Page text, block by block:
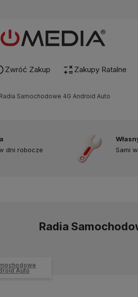
Zwróć Zakup Zakupy Ratalne
Radia Samochodowe 4G Android Auto
dni robocze
Sami
Radia
Auto